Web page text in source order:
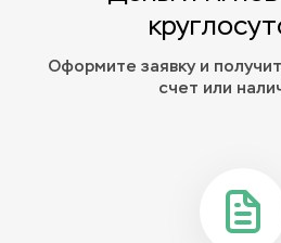
Оформите заявку и
счет или